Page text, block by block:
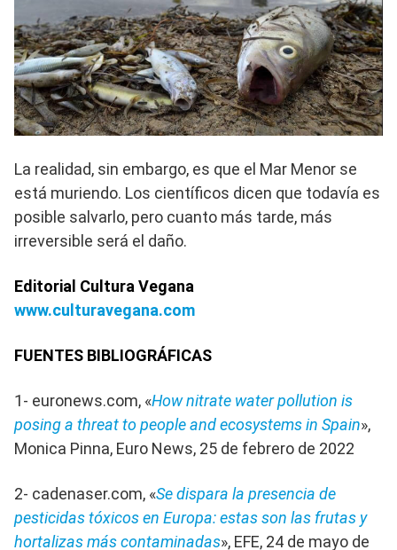
La realidad, sin embargo, es que el Mar Menor se
está muriendo. Los científicos dicen que todavía es
posible salvarlo, pero cuanto más tarde, más
irreversible será el daño.
Editorial Cultura Vegana
www.culturavegana.com
FUENTES BIBLIOGRÁFICAS
1- euronews.com, «How nitrate water pollution is
posing a threat to people and ecosystems in Spain»,
Monica Pinna, Euro News, 25 de febrero de 2022
2- cadenaser.com, «Se dispara la presencia de
pesticidas tóxicos en Europa: estas son las frutas y
hortalizas más contaminadas», EFE, 24 de mayo de